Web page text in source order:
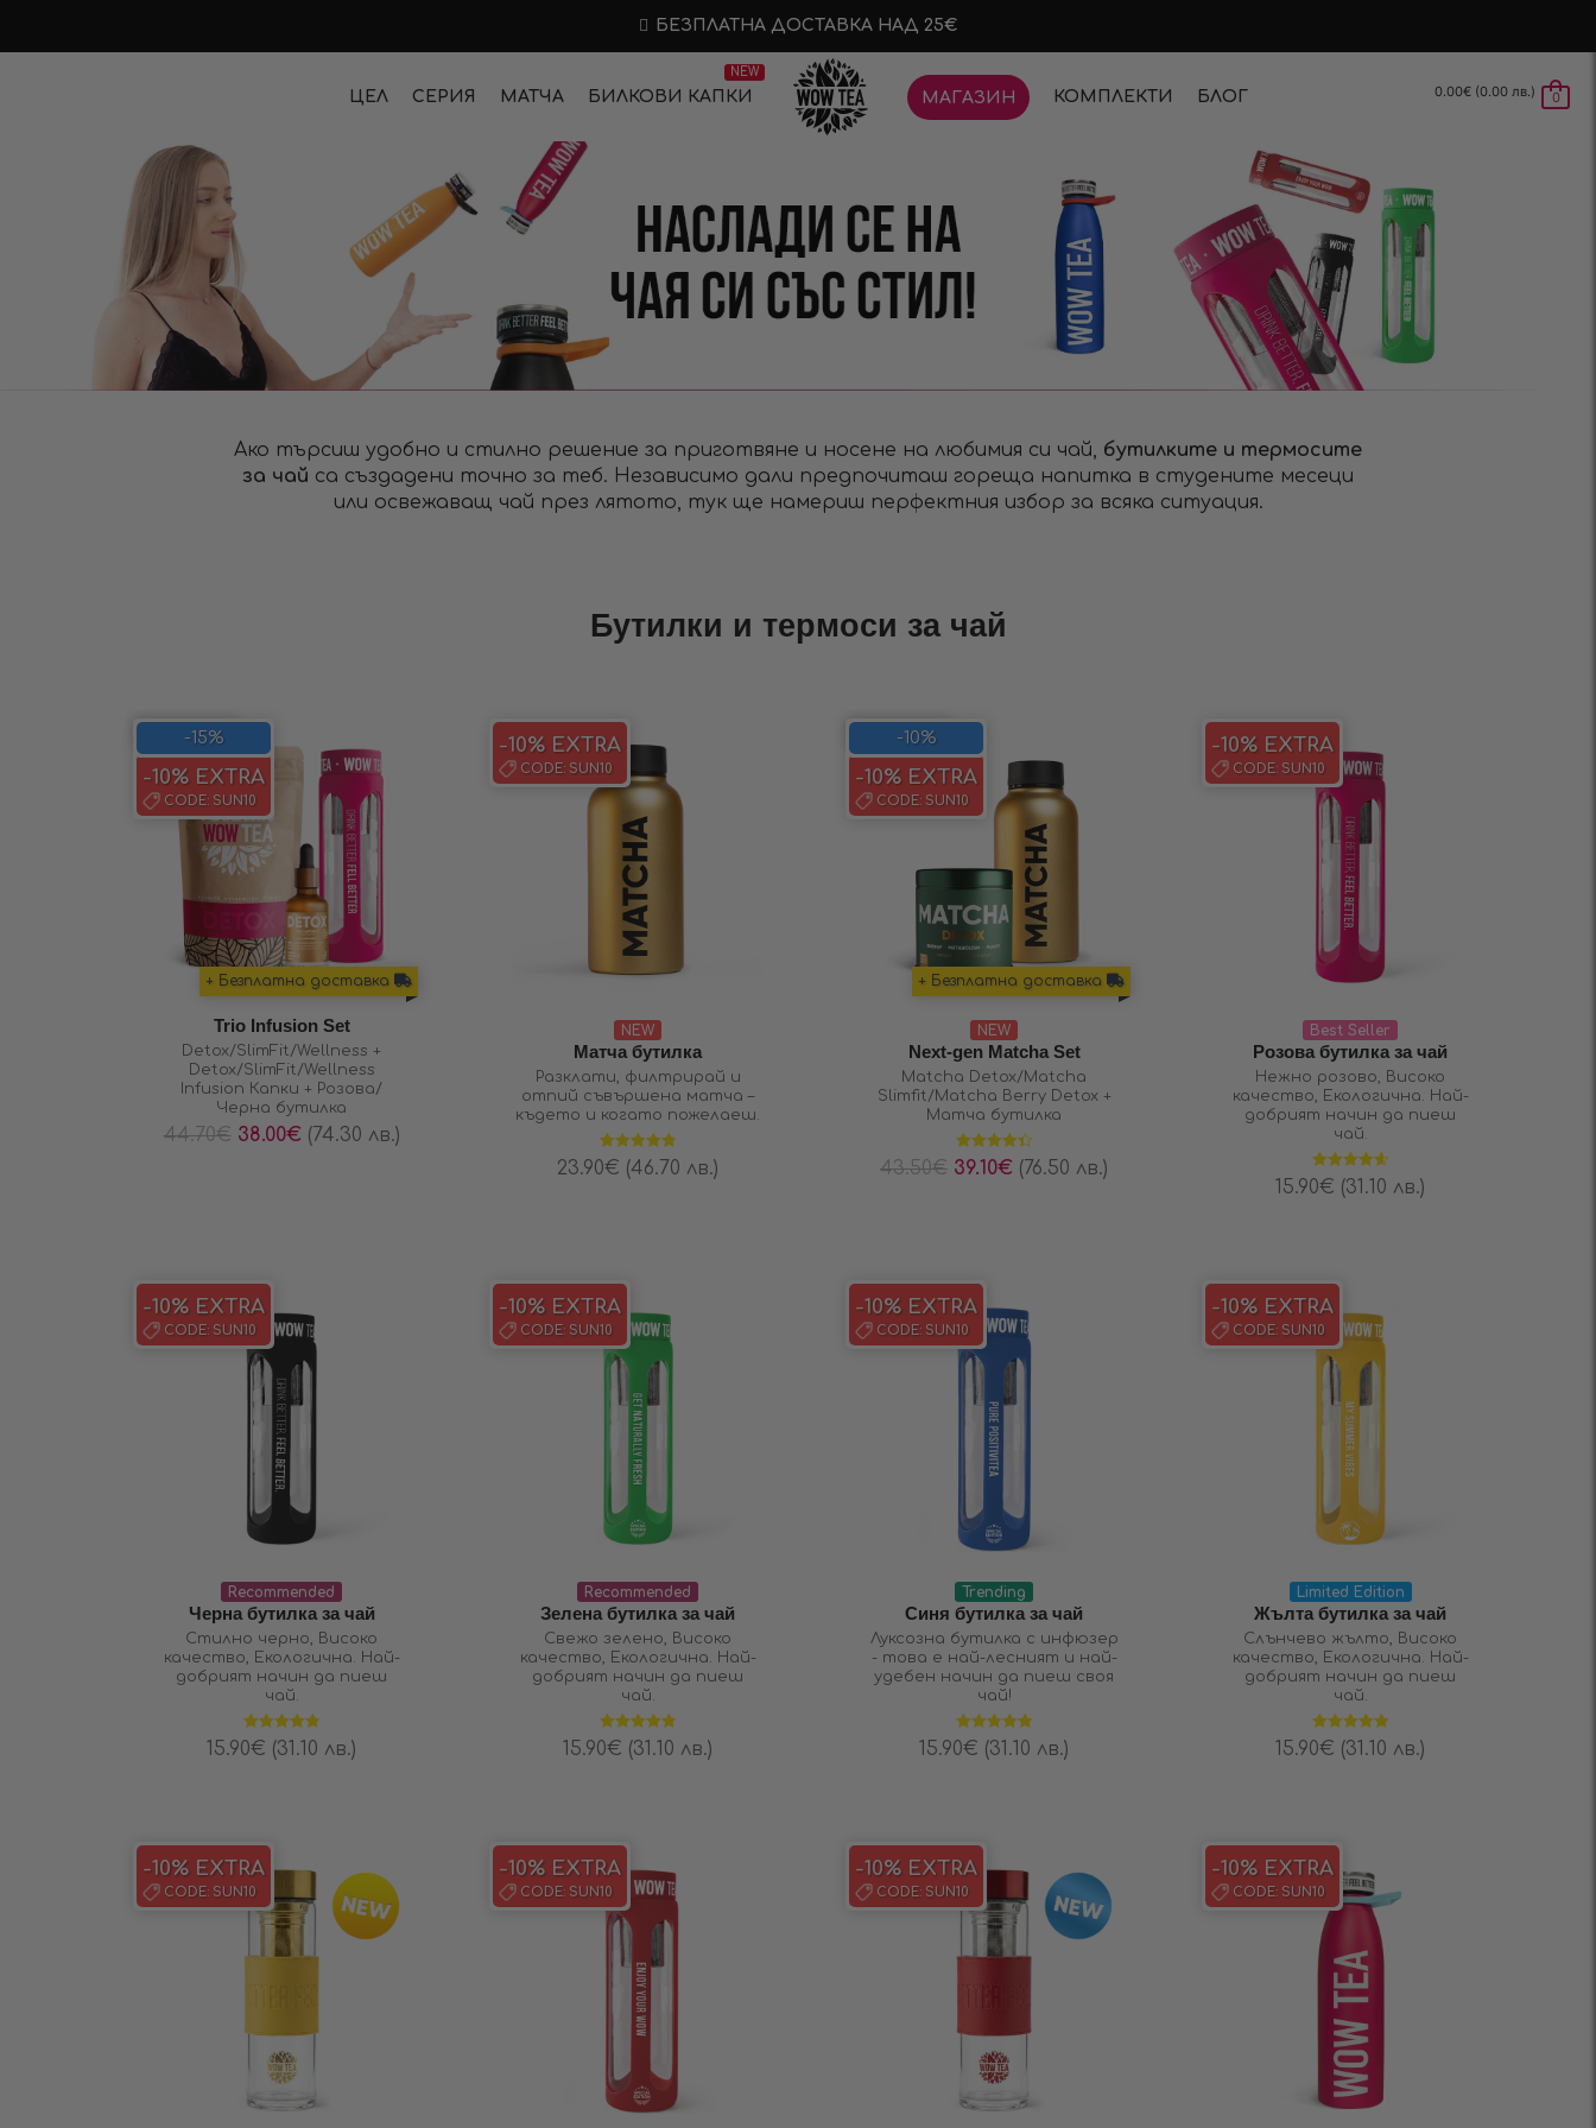
БЕЗПЛАТНА ДОСТАВКА НАД 25€
ЦЕЛ СЕРИЯ МАТЧА
NEW
БИЛКОВИ КАПКИ МАГАЗИН КОМПЛЕКТИ БЛОГ 0.00€ (0.00 лв.) 0
Ако търсиш удобно и стилно решение за приготвяне и носене на любимия си чай, бутилките и термосите
за чай са създадени точно за теб. Независимо дали предпочиташ гореща напитка в студените месеци
или освежаващ чай през лятото, тук ще намериш перфектния избор за всяка ситуация.
Бутилки и термоси за чай
+ Безплатна доставка
SAVE 15%
-15%
-10% EXTRA
CODE: SUN10
Trio Infusion Set
Detox/SlimFit/Wellness +
Detox/SlimFit/Wellness
Infusiоn Капки + Розова/
Черна бутилка
44.70€ 38.00€ (74.30 лв.)
-10% EXTRA
CODE: SUN10
NEW
Матча бутилка
Разклати, филтрирай и
отпий съвършена матча –
където и когато пожелаеш.
Оценено на
4.83от 5
23.90€ (46.70 лв.)
+ Безплатна доставка
SAVE 10%
-10%
-10% EXTRA
CODE: SUN10
NEW
Next-gen Matcha Set
Matcha Detox/Matcha
Slimfit/Matcha Berry Detox +
Матча бутилка
Оценено на
4.40от 5
43.50€ 39.10€ (76.50 лв.)
-10% EXTRA
CODE: SUN10
Best Seller
Розова бутилка за чай
Нежно розово, Високо
качество, Екологична. Най-
добрият начин да пиеш
чай.
Оценено на
4.69от 5
15.90€ (31.10 лв.)
-10% EXTRA
CODE: SUN10
Recommended
Черна бутилка за чай
Стилно черно, Високо
качество, Екологична. Най-
добрият начин да пиеш
чай.
Оценено на
4.83от 5
15.90€ (31.10 лв.)
-10% EXTRA
CODE: SUN10
Recommended
Зелена бутилка за чай
Свежо зелено, Високо
качество, Екологична. Най-
добрият начин да пиеш
чай.
Оценено на
4.80от 5
15.90€ (31.10 лв.)
-10% EXTRA
CODE: SUN10
Trending
Синя бутилка за чай
Луксозна бутилка с инфюзер
- това е най-лесният и най-
удебен начин да пиеш своя
чай!
Оценено на
4.93от 5
15.90€ (31.10 лв.)
-10% EXTRA
CODE: SUN10
Limited Edition
Жълта бутилка за чай
Слънчево жълто, Високо
качество, Екологична. Най-
добрият начин да пиеш
чай.
Оценено на
5.00от 5
15.90€ (31.10 лв.)
-10% EXTRA
CODE: SUN10
-10% EXTRA
CODE: SUN10
-10% EXTRA
CODE: SUN10
-10% EXTRA
CODE: SUN10